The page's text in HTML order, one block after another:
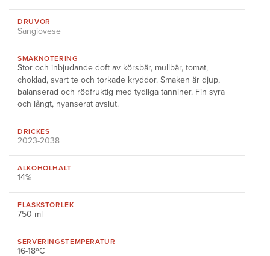
DRUVOR
Sangiovese
SMAKNOTERING
Stor och inbjudande doft av körsbär, mullbär, tomat,
choklad, svart te och torkade kryddor. Smaken är djup,
balanserad och rödfruktig med tydliga tanniner. Fin syra
och långt, nyanserat avslut.
DRICKES
2023-2038
ALKOHOLHALT
14%
FLASKSTORLEK
750 ml
SERVERINGSTEMPERATUR
16-18ºC